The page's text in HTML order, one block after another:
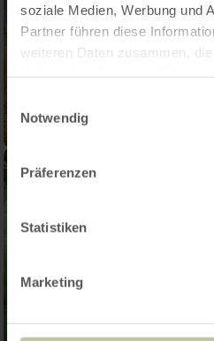
soziale Medien, Werbung und
Partner führen diese
weiteren Daten zusammen,
Notwendig
Präferenzen
Statistiken
Marketing